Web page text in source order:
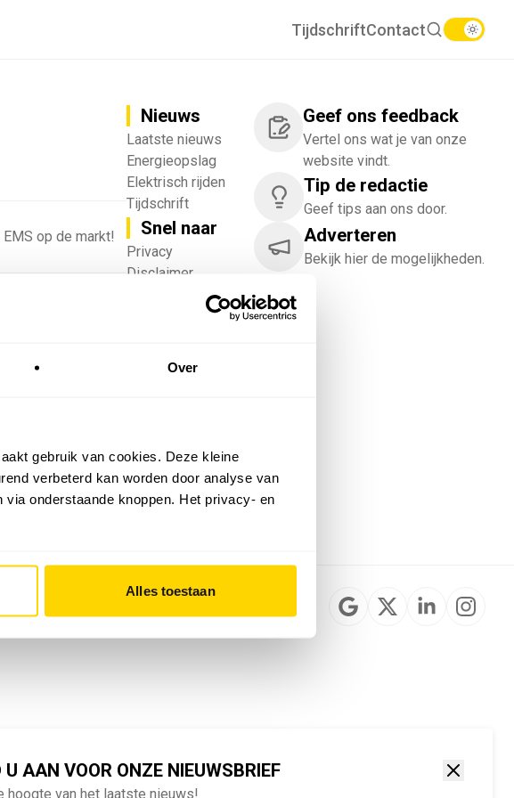
Over
gebruik van cookies. Deze kleine
verbeterd kan worden door analyse van
onderstaande knoppen. Het privacy- en
Alles toestaan
U AAN VOOR ONZE NIEUWSBRIEF
hoogte van het laatste nieuws!
TijdschriftContact
op de markt!
Nieuws
Laatste nieuws
Energieopslag
Elektrisch rijden
Tijdschrift
Snel naar
Privacy
Disclaimer
Vacatures
English
Geef ons feedback
Vertel ons wat je van onze
website vindt.
Tip de redactie
Geef tips aan ons door.
Adverteren
Bekijk hier de mogelijkheden.